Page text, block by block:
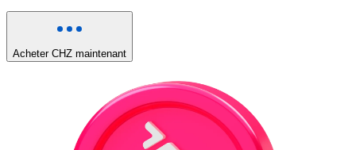
Acheter CHZ maintenant